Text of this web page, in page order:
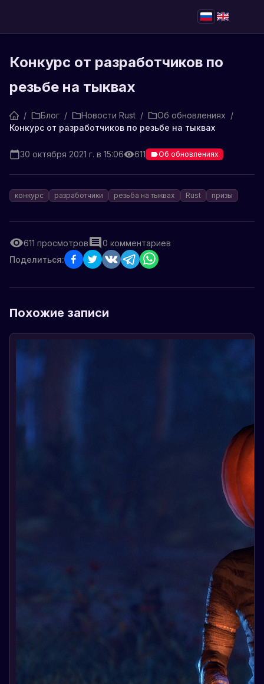
Конкурс от разработчиков по
резьбе на тыквах
/ Блог / Новости Rust / Об обновлениях /
Конкурс от разработчиков по резьбе на тыквах
30 октября 2021 г. в 15:06 611 Об обновлениях
конкурс разработчики резьба на тыквах Rust призы
611 просмотров 0 комментариев
Поделиться:
Похожие записи